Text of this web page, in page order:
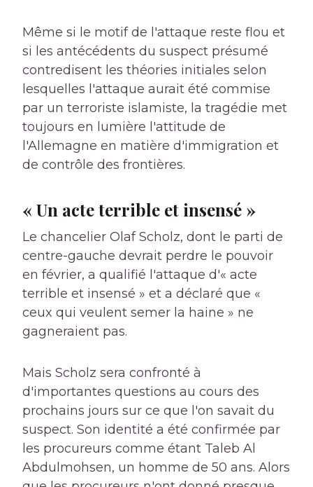
Même si le motif de l'attaque reste flou et
si les antécédents du suspect présumé
contredisent les théories initiales selon
lesquelles l'attaque aurait été commise
par un terroriste islamiste, la tragédie met
toujours en lumière l'attitude de
l'Allemagne en matière d'immigration et
de contrôle des frontières.
« Un acte terrible et insensé »
Le chancelier Olaf Scholz, dont le parti de
centre-gauche devrait perdre le pouvoir
en février, a qualifié l'attaque d'« acte
terrible et insensé » et a déclaré que «
ceux qui veulent semer la haine » ne
gagneraient pas.
Mais Scholz sera confronté à
d'importantes questions au cours des
prochains jours sur ce que l'on savait du
suspect. Son identité a été confirmée par
les procureurs comme étant Taleb Al
Abdulmohsen, un homme de 50 ans. Alors